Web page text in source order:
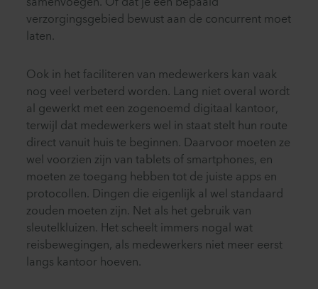
samenvoegen. Of dat je een bepaald
verzorgingsgebied bewust aan de concurrent moet
laten.
Ook in het faciliteren van medewerkers kan vaak
nog veel verbeterd worden. Lang niet overal wordt
al gewerkt met een zogenoemd digitaal kantoor,
terwijl dat medewerkers wel in staat stelt hun route
direct vanuit huis te beginnen. Daarvoor moeten ze
wel voorzien zijn van tablets of smartphones, en
moeten ze toegang hebben tot de juiste apps en
protocollen. Dingen die eigenlijk al wel standaard
zouden moeten zijn. Net als het gebruik van
sleutelkluizen. Het scheelt immers nogal wat
reisbewegingen, als medewerkers niet meer eerst
langs kantoor hoeven.